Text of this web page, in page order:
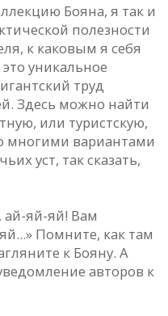
Бояна, я так и
полезности
к каковым я себя
уникальное
труд
Здесь можно найти
или туристскую,
многими вариантами
уст, так сказать,
ай-яй-яй! Вам
Помните, как там
к Бояну. А
авторов к